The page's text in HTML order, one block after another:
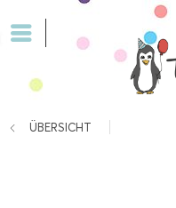
ÜBERSICHT